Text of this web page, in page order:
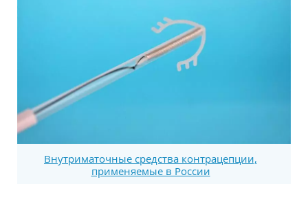
Внутриматочные средства контрацепции,
применяемые в России